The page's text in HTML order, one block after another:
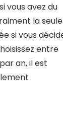
vous avez du
la seule
si vous
entre
an, il est